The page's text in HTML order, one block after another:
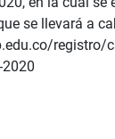
se llevará a
registro/
2020